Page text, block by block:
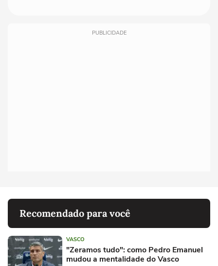
PUBLICIDADE
Recomendado para você
VASCO
"Zeramos tudo": como Pedro Emanuel
mudou a mentalidade do Vasco